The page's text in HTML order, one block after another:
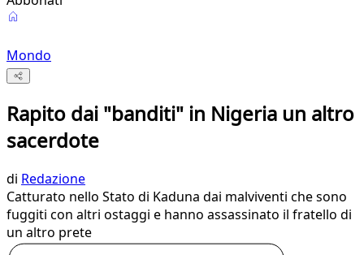
Mondo
Rapito dai "banditi" in Nigeria un altro
sacerdote
di Redazione
Catturato nello Stato di Kaduna dai malviventi che sono
fuggiti con altri ostaggi e hanno assassinato il fratello di
un altro prete